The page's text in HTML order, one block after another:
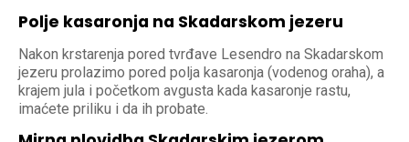
Polje kasaronja na Skadarskom jezeru
Nakon krstarenja pored tvrđave Lesendro na Skadarskom
jezeru prolazimo pored polja kasaronja (vodenog oraha), a
krajem jula i početkom avgusta kada kasaronje rastu,
imaćete priliku i da ih probate.